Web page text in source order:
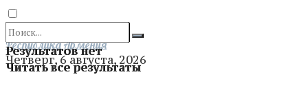
Результатов нет
Читать все результаты
Отправить
Республика Армения
Четверг, 6 августа, 2026